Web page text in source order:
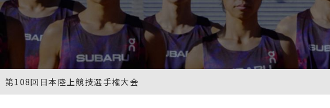
第108回日本陸上競技選手権大会